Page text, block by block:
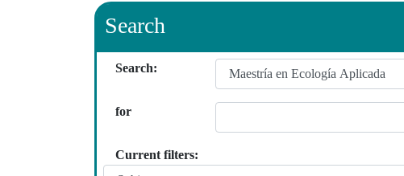
Search
Search:
for
Current filters: